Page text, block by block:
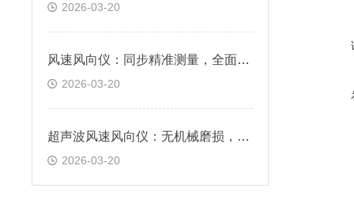
2026-03-20
风速风向仪：同步精准测量，全面掌握风场信息
2026-03-20
超声波风速风向仪：无机械磨损，免维护，响应快速
2026-03-20